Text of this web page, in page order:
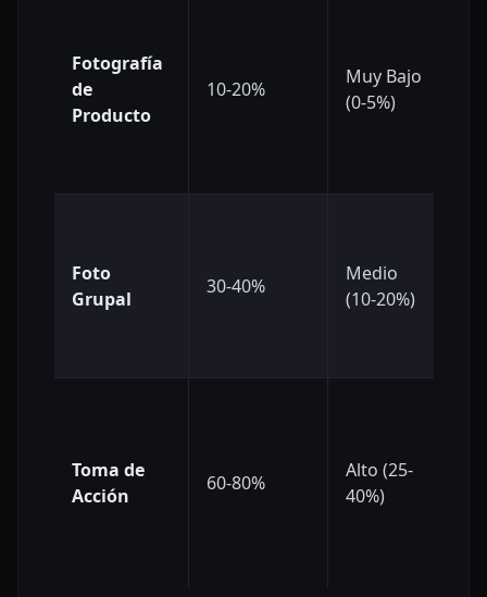
Fotografía
de
Producto
10-20%
Muy Bajo
(0-5%)
Foto
Grupal
30-40%
Medio
(10-20%)
Toma de
Acción
60-80%
Alto (25-
40%)